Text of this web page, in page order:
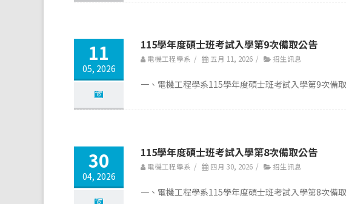
11
05, 2026
115學年度碩士班考試入學第9次備取公告
電機工程學系 / 五月 11, 2026 / 招生訊息
一、電機工程學系115學年度碩士班考試入學第9次備
30
04, 2026
115學年度碩士班考試入學第8次備取公告
電機工程學系 / 四月 30, 2026 / 招生訊息
一、電機工程學系115學年度碩士班考試入學第8次備